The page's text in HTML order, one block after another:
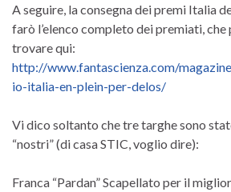
A seguire, la consegna dei premi Italia
farò l’elenco completo dei premiati,
trovare qui:
http://www.fantascienza.com/
io-italia-en-plein-per-delos/
Vi dico soltanto che tre targhe sono
“nostri” (di casa STIC, voglio dire):
Franca “Pardan” Scapellato per il